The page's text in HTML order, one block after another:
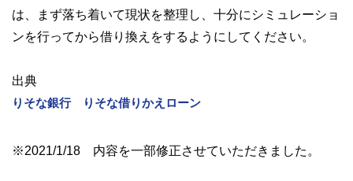
は、まず落ち着いて現状を整理し、十分にシミュレーショ
ンを行ってから借り換えをするようにしてください。
出典
りそな銀行 りそな借りかえローン
※2021/1/18 内容を一部修正させていただきました。